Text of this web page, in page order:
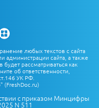
любых текстов с сайта
администрации сайта, а также
рассматриваться как
об ответственности,
УК РФ.
с приказом Минцифры
N 511